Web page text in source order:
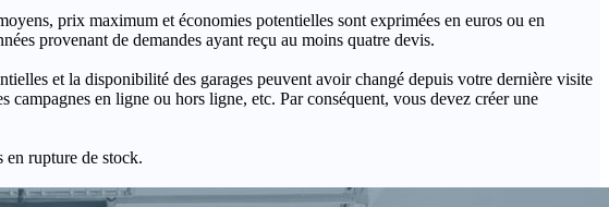
prix maximum et économies potentielles sont exprimées en euros ou en
provenant de demandes ayant reçu au moins quatre devis.
et la disponibilité des garages peuvent avoir changé depuis votre dernière visite
en ligne ou hors ligne, etc. Par conséquent, vous devez créer une
en rupture de stock.